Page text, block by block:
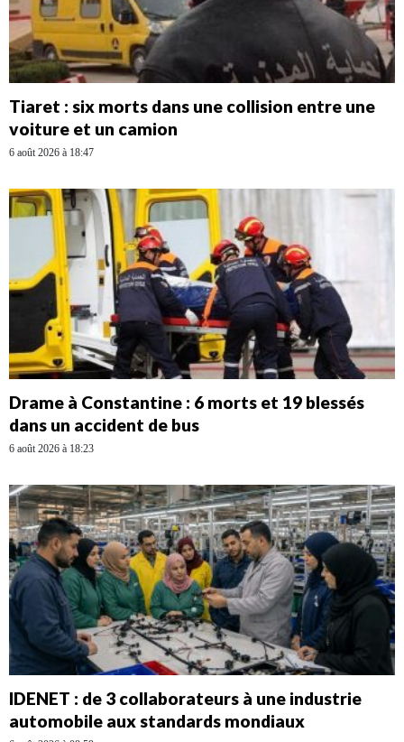
Tiaret : six morts dans une collision entre une
voiture et un camion
6 août 2026 à 18:47
Drame à Constantine : 6 morts et 19 blessés
dans un accident de bus
6 août 2026 à 18:23
IDENET : de 3 collaborateurs à une industrie
automobile aux standards mondiaux